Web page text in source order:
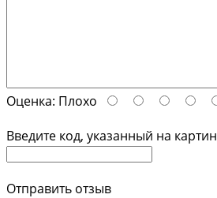
Оценка: Плохо
Введите код, указанный на
Отправить отзыв